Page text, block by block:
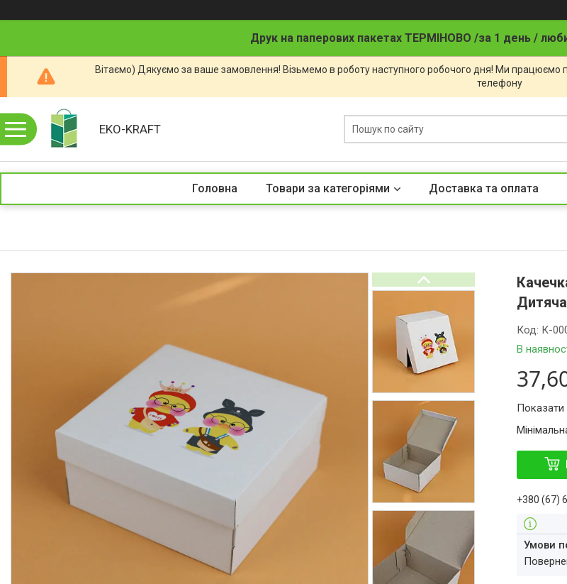
Друк на паперових пакетах ТЕРМІНОВО /за 1 день /
Вітаємо) Дякуємо за ваше замовлення! Візьмемо в роботу наступного робочого дня! Ми працюємо
телефону
EKO-KRAFT
Головна Товари за категоріями Доставка та оплата
В
Код: К-
Показати
+380 (67)